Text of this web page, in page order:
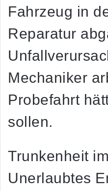
Fahrzeug in
Reparatur
Mechaniker
Probefahrt
sollen.
Trunkenheit
Unerlaubtes